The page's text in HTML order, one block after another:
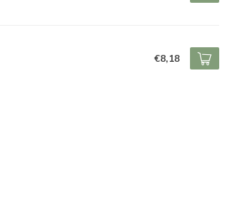
€8,18